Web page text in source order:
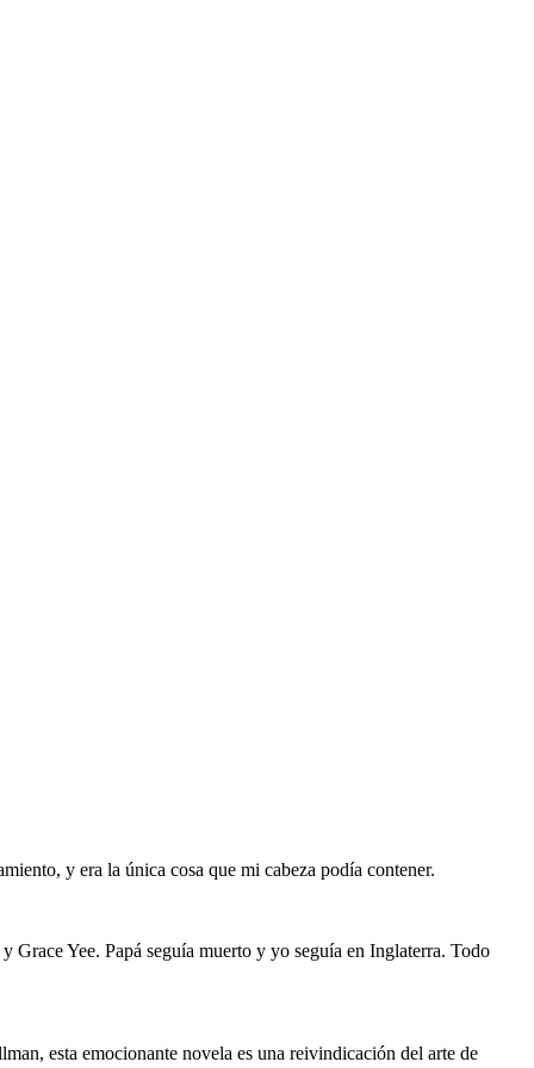
y era la única cosa que mi cabeza podía contener.
Grace Yee. Papá seguía muerto y yo seguía en Inglaterra. Todo
esta emocionante novela es una reivindicación del arte de